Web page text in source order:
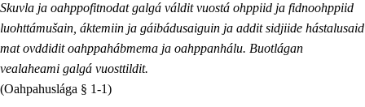
Skuvla ja oahppofitnodat galgá váldit vuostá ohppiid ja fidnoohppiid
luohttámušain, áktemiin ja gáibádusaiguin ja addit sidjiide hástalusaid
mat ovddidit oahppahábmema ja oahppanhálu. Buotlágan
vealaheami galgá vuosttildit.
(Oahpahuslága § 1-1)